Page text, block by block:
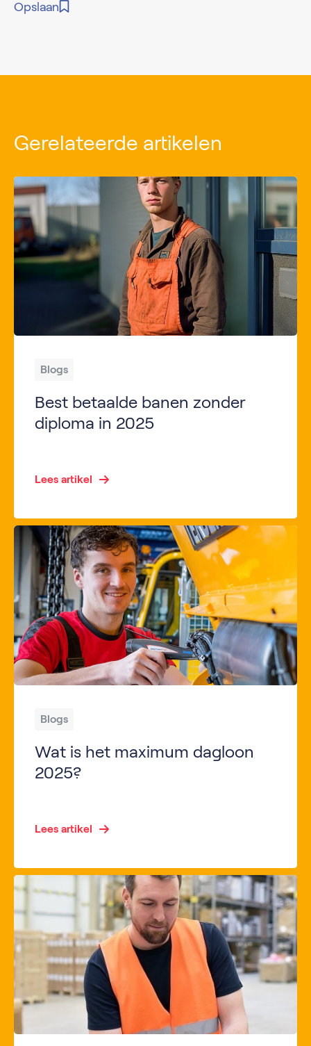
Opslaan
Gerelateerde artikelen
Blogs
Best betaalde banen zonder
diploma in 2025
Lees artikel
Blogs
Wat is het maximum dagloon
2025?
Lees artikel